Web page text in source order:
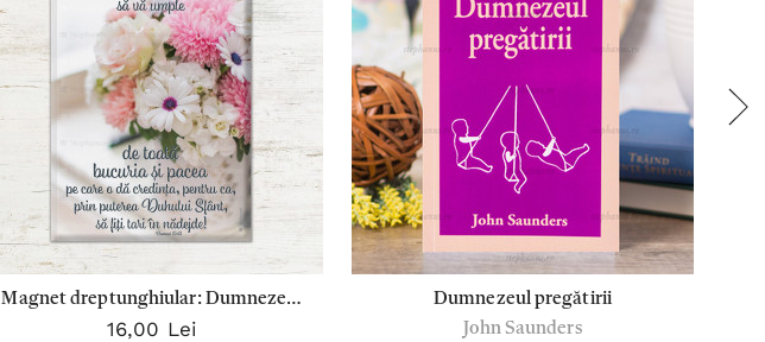
Magnet dreptunghiular: Dumnezeul
Nădejdii să vă umple de toată
16,00 Lei
Dumnezeul pregătirii
John Saunders